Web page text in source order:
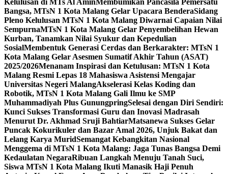
Kelulusan di MTs Al Amin Membumikan Pancasila Pemersatu
Bangsa, MTsN 1 Kota Malang Gelar Upacara BenderaSidang
Pleno Kelulusan MTsN 1 Kota Malang Diwarnai Capaian Nilai
SempurnaMTsN 1 Kota Malang Gelar Penyembelihan Hewan
Kurban, Tanamkan Nilai Syukur dan Kepedulian
SosialMembentuk Generasi Cerdas dan Berkarakter: MTsN 1
Kota Malang Gelar Asesmen Sumatif Akhir Tahun (ASAT)
2025/2026Menanam Inspirasi dan Ketulusan: MTsN 1 Kota
Malang Resmi Lepas 18 Mahasiswa Asistensi Mengajar
Universitas Negeri MalangAkselerasi Kelas Koding dan
Robotik, MTsN 1 Kota Malang Gali Ilmu ke SMP
Muhammadiyah Plus GunungpringSelesai dengan Diri Sendiri:
Kunci Sukses Transformasi Guru dan Inovasi Madrasah
Menurut Dr. Akhmad Sruji BahtiarMatsanewa Sukses Gelar
Puncak Kokurikuler dan Bazar Amal 2026, Unjuk Bakat dan
Lelang Karya MuridSemangat Kebangkitan Nasional
Menggema di MTsN 1 Kota Malang: Jaga Tunas Bangsa Demi
Kedaulatan NegaraRibuan Langkah Menuju Tanah Suci,
Siswa MTsN 1 Kota Malang Ikuti Manasik Haji Penuh